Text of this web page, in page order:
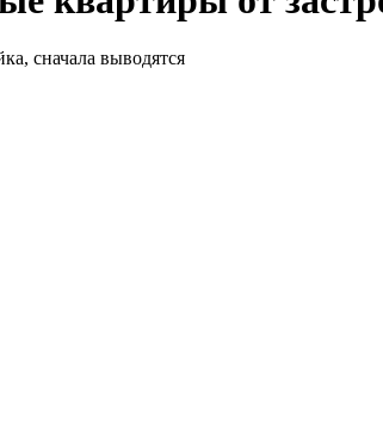
сначала выводятся